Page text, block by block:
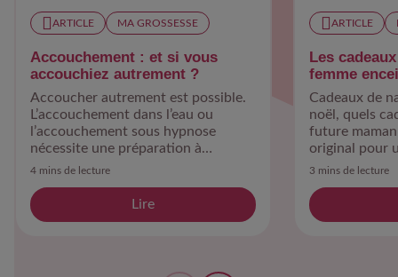
ARTICLE MA GROSSESSE
Accouchement : et si vous
accouchiez autrement ?
Accoucher autrement est possible.
L’accouchement dans l’eau ou
l’accouchement sous hypnose
nécessite une préparation à
l’accouchement différente.
4 mins de lecture
Lire
ARTICLE
Les
femme
Cadeaux de
noël, quels
future maman
original pour
3 mins de lecture